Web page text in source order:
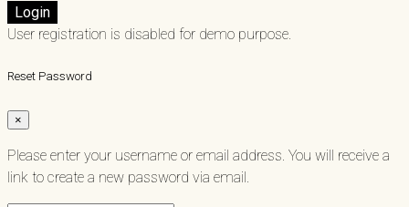
Login
User registration is disabled for demo purpose.
Reset Password
×
Please enter your username or email address. You will receive a
link to create a new password via email.